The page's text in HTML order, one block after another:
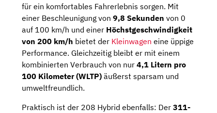
für ein komfortables Fahrerlebnis sorgen. Mit
einer Beschleunigung von 9,8 Sekunden von 0
auf 100 km/h und einer Höchstgeschwindigkeit
von 200 km/h bietet der Kleinwagen eine üppige
Performance. Gleichzeitig bleibt er mit einem
kombinierten Verbrauch von nur 4,1 Litern pro
100 Kilometer (WLTP) äußerst sparsam und
umweltfreundlich.
Praktisch ist der 208 Hybrid ebenfalls: Der 311-